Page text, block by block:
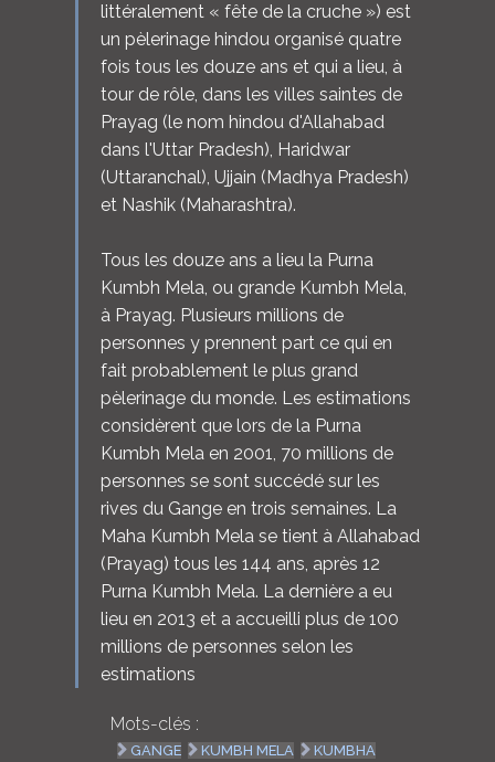
littéralement « fête de la cruche ») est
un pèlerinage hindou organisé quatre
fois tous les douze ans et qui a lieu, à
tour de rôle, dans les villes saintes de
Prayag (le nom hindou d'Allahabad
dans l'Uttar Pradesh), Haridwar
(Uttaranchal), Ujjain (Madhya Pradesh)
et Nashik (Maharashtra).
Tous les douze ans a lieu la Purna
Kumbh Mela, ou grande Kumbh Mela,
à Prayag. Plusieurs millions de
personnes y prennent part ce qui en
fait probablement le plus grand
pèlerinage du monde. Les estimations
considèrent que lors de la Purna
Kumbh Mela en 2001, 70 millions de
personnes se sont succédé sur les
rives du Gange en trois semaines. La
Maha Kumbh Mela se tient à Allahabad
(Prayag) tous les 144 ans, après 12
Purna Kumbh Mela. La dernière a eu
lieu en 2013 et a accueilli plus de 100
millions de personnes selon les
estimations
Mots-clés :
GANGE KUMBH MELA
KUMBHA